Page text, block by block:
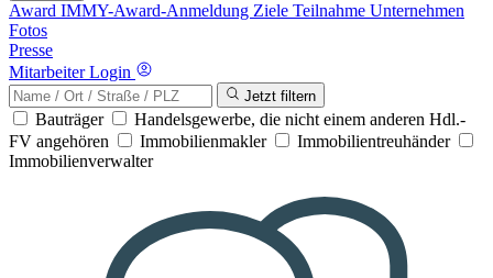
Award IMMY-Award-Anmeldung Ziele Teilnahme Unternehmen
Fotos
Presse
Mitarbeiter Login
Jetzt filtern
Bauträger
Handelsgewerbe, die nicht einem anderen Hdl.-
FV angehören
Immobilienmakler
Immobilientreuhänder
Immobilienverwalter